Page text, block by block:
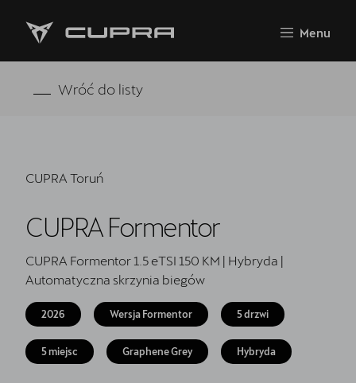
Menu
Poznaj nas!
Cupra Formentor VZ5
CUPRA Terramar
Cupra Leon
CUPRA Leon Sportstourer
CUPRA Tavascan
Cupra Ateca
Wróć do listy
CUPRA Toruń
CUPRA Formentor
CUPRA Formentor 1.5 eTSI 150 KM | Hybryda |
Automatyczna skrzynia biegów
2026 Wersja Formentor 5 drzwi
5 miejsc Graphene Grey Hybryda